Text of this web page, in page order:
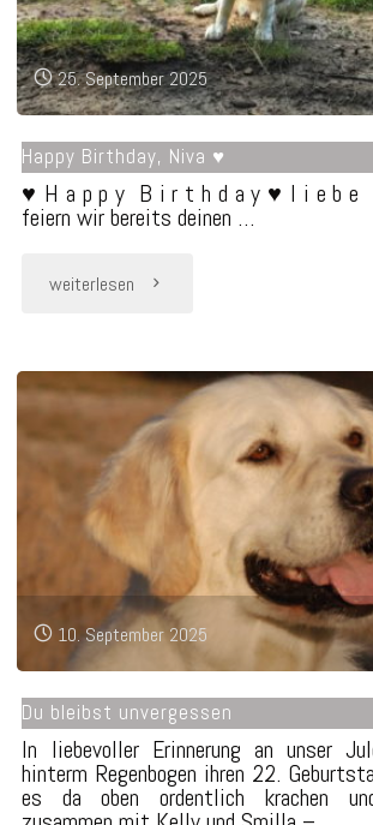
25. September 2025
Happy Birthday, Niva ♥
♥ H a p p y B i r t h d a y ♥ l i e b e
feiern wir bereits deinen …
weiterlesen "Happy
Niva
♥"
10. September 2025
Du bleibst unvergessen
In liebevoller Erinnerung an unser
hinterm Regenbogen ihren 22.
es da oben ordentlich krachen